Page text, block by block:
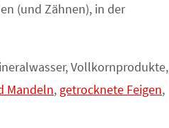
(und Zähnen), in der
Vollkornprodukte,
Mandeln, getrocknete Feigen,